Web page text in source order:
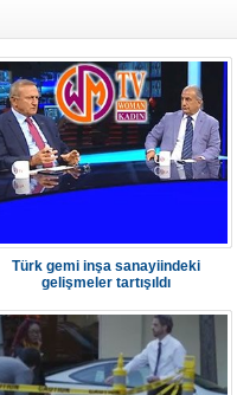
Türk gemi inşa sanayiindeki
gelişmeler tartışıldı